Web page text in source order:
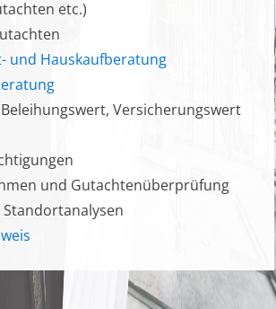
etc.)
und Hauskaufberatung
Versicherungswert
und Gutachtenüberprüfung